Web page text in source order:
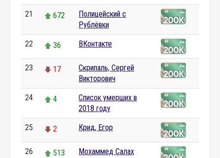
21 672
Полицейский с
Рублёвки
22 36 ВКонтакте
23 17
Скрипаль, Сергей
Викторович
24 4
Список умерших в
2018 году
25 2 Крид, Егор
26 513 Мохаммед Салах